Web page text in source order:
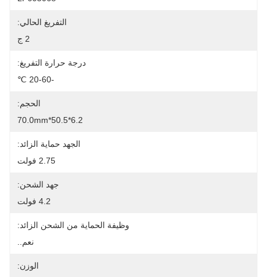
التفريغ الحالي:
2 ج
درجة حرارة التفريغ:
-20-60 ℃
الحجم:
6.2*50.5*70.0mm
الجهد حماية الزائد:
2.75 فولت
جهد الشحن:
4.2 فولت
وظيفة الحماية من الشحن الزائد:
نعم..
الوزن: